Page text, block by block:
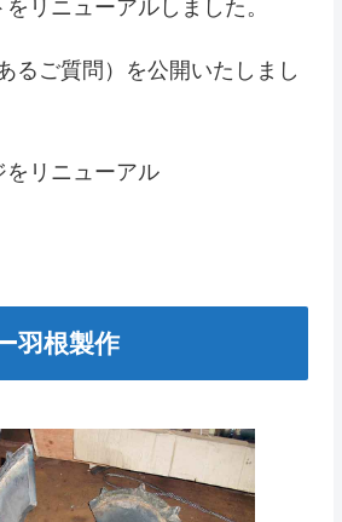
リニューアルしました。
るご質問）を公開いたしまし
をリニューアル
羽根製作